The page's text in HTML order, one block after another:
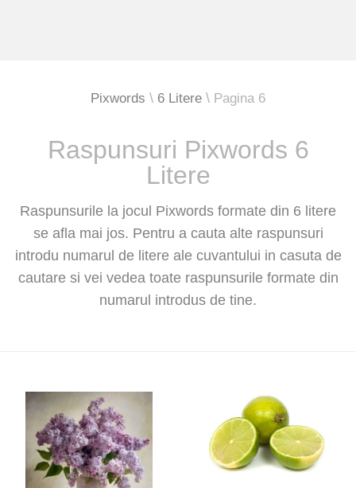
Pixwords 6 Litere Pagina 6
Raspunsuri Pixwords 6
Litere
Raspunsurile la jocul Pixwords formate din 6 litere
se afla mai jos. Pentru a cauta alte raspunsuri
introdu numarul de litere ale cuvantului in casuta de
cautare si vei vedea toate raspunsurile formate din
numarul introdus de tine.